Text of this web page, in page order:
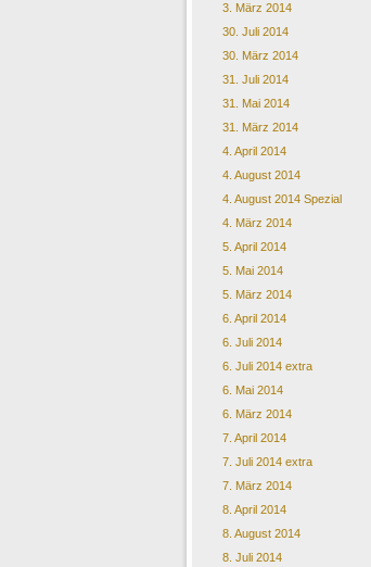
3. März 2014
30. Juli 2014
30. März 2014
31. Juli 2014
31. Mai 2014
31. März 2014
4. April 2014
4. August 2014
4. August 2014 Spezial
4. März 2014
5. April 2014
5. Mai 2014
5. März 2014
6. April 2014
6. Juli 2014
6. Juli 2014 extra
6. Mai 2014
6. März 2014
7. April 2014
7. Juli 2014 extra
7. März 2014
8. April 2014
8. August 2014
8. Juli 2014